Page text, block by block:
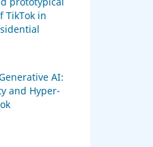
TikTok in
AI:
and Hyper-